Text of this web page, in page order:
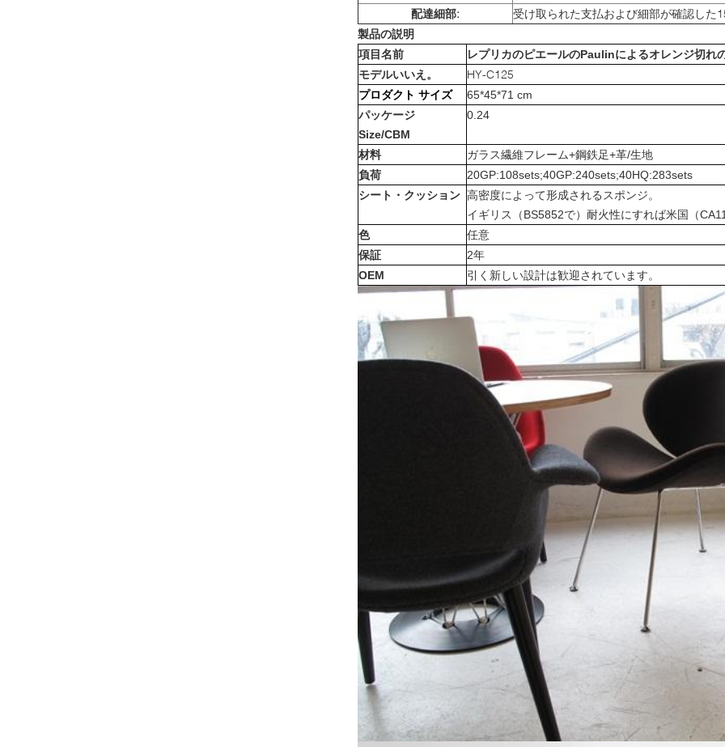
配達細部:
受け取られた支払および細部が確認した
製品の説明
項目名前 レプリカのピエールのPaulinによるオレンジ切れ
モデルいいえ。
HY-C125
プロダクト サイズ
65*45*71 cm
パッケージ
Size/CBM
0.24
材料
ガラス繊維フレーム+鋼鉄足+革/生地
負荷
20GP:108sets;40GP:240sets;40HQ:283sets
シート・クッション 高密度によって形成されるスポンジ。
イギリス（BS5852で）耐火性にすれば米国（
色
任意
保証
2年
OEM
引く新しい設計は歓迎されています。